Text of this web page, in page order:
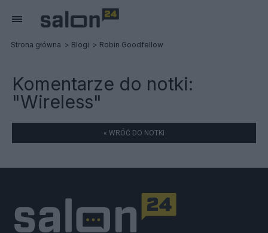
Strona główna Blogi Robin Goodfellow
Komentarze do notki:
"Wireless"
« WRÓĆ DO NOTKI